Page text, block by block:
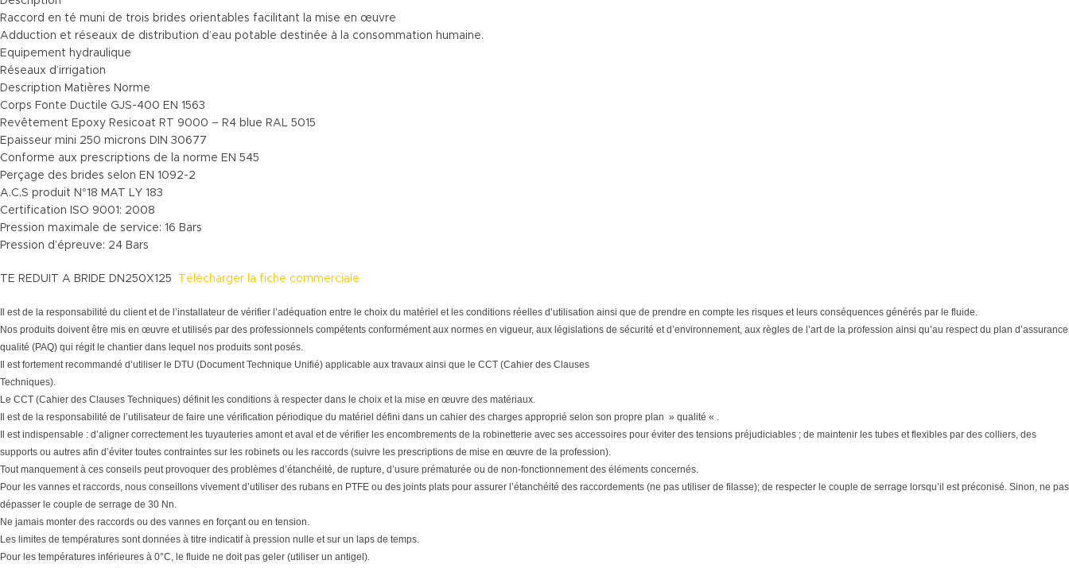
Raccord en té muni de trois brides orientables facilitant la mise en œuvre
Adduction et réseaux de distribution d’eau potable destinée à la consommation humaine.
Equipement hydraulique
Réseaux d’irrigation
Description Matières Norme
Corps Fonte Ductile GJS-400 EN 1563
Revêtement Epoxy Resicoat RT 9000 – R4 blue RAL 5015
Epaisseur mini 250 microns DIN 30677
Conforme aux prescriptions de la norme EN 545
Perçage des brides selon EN 1092-2
A.C.S produit N°18 MAT LY 183
Certification ISO 9001: 2008
Pression maximale de service: 16 Bars
Pression d’épreuve: 24 Bars
TE REDUIT A BRIDE DN250X125 Télécharger la fiche commerciale
Il est de la responsabilité du client et de l’installateur de vérifier l’adéquation entre le choix du matériel et les conditions réelles d’utilisation ainsi que de prendre en compte les risques et leurs conséquences générés par le fluide.
Nos produits doivent être mis en œuvre et utilisés par des professionnels compétents conformément aux normes en vigueur, aux législations de sécurité et d’environnement, aux règles de l’art de la profession ainsi qu’au respect du plan d’assurance
qualité (PAQ) qui régit le chantier dans lequel nos produits sont posés.
Il est fortement recommandé d’utiliser le DTU (Document Technique Unifié) applicable aux travaux ainsi que le CCT (Cahier des Clauses
Techniques).
Le CCT (Cahier des Clauses Techniques) définit les conditions à respecter dans le choix et la mise en œuvre des matériaux.
Il est de la responsabilité de l’utilisateur de faire une vérification périodique du matériel défini dans un cahier des charges approprié selon son propre plan » qualité « .
Il est indispensable : d’aligner correctement les tuyauteries amont et aval et de vérifier les encombrements de la robinetterie avec ses accessoires pour éviter des tensions préjudiciables ; de maintenir les tubes et flexibles par des colliers, des
supports ou autres afin d’éviter toutes contraintes sur les robinets ou les raccords (suivre les prescriptions de mise en œuvre de la profession).
Tout manquement à ces conseils peut provoquer des problèmes d’étanchéité, de rupture, d’usure prématurée ou de non-fonctionnement des éléments concernés.
Pour les vannes et raccords, nous conseillons vivement d’utiliser des rubans en PTFE ou des joints plats pour assurer l’étanchéité des raccordements (ne pas utiliser de filasse); de respecter le couple de serrage lorsqu’il est préconisé. Sinon, ne pas
dépasser le couple de serrage de 30 Nn.
Ne jamais monter des raccords ou des vannes en forçant ou en tension.
Les limites de températures sont données à titre indicatif à pression nulle et sur un laps de temps.
Pour les températures inférieures à 0°C, le fluide ne doit pas geler (utiliser un antigel).